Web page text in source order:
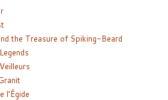
the Treasure of Spiking-Beard
l’Égide